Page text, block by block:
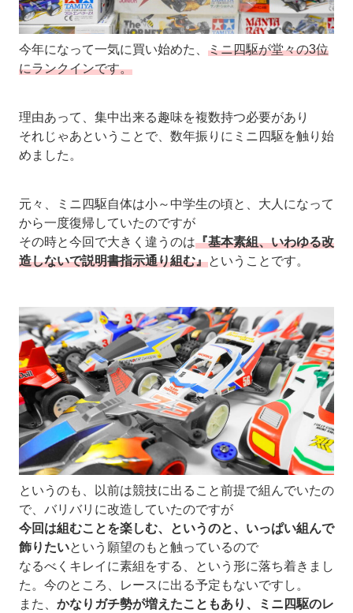
今年になって一気に買い始めた、 ミニ四駆が堂々の3位
にランクインです。
理由あって、集中出来る趣味を複数持つ必要があり
それじゃあということで、数年振りにミニ四駆を触り始
めました。
元々、ミニ四駆自体は小～中学生の頃と、大人になって
から一度復帰していたのですが
その時と今回で大きく違うのは『基本素組、いわゆる改
造しないで説明書指示通り組む』ということです。
というのも、以前は競技に出ること前提で組んでいたの
で、バリバリに改造していたのですが
今回は組むことを楽しむ、というのと、いっぱい組んで
飾りたいという願望のもと触っているので
なるべくキレイに素組をする、という形に落ち着きまし
た。今のところ、レースに出る予定もないですし。
また、 かなりガチ勢が増えたこともあり、ミニ四駆のレ